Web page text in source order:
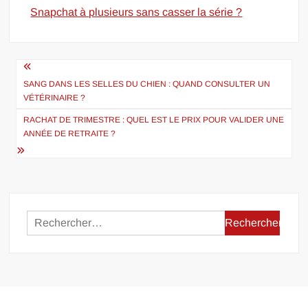
Snapchat à plusieurs sans casser la série ?
Navigation
de
l’article
SANG DANS LES SELLES DU CHIEN : QUAND CONSULTER UN
VÉTÉRINAIRE ?
RACHAT DE TRIMESTRE : QUEL EST LE PRIX POUR VALIDER UNE
ANNÉE DE RETRAITE ?
Rechercher :